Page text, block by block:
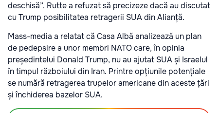
deschisă”. Rutte a refuzat să precizeze dacă au discutat
cu Trump posibilitatea retragerii SUA din Alianță.
Mass-media a relatat că Casa Albă analizează un plan
de pedepsire a unor membri NATO care, în opinia
președintelui Donald Trump, nu au ajutat SUA și Israelul
în timpul războiului din Iran. Printre opțiunile potențiale
se numără retragerea trupelor americane din aceste țări
și închiderea bazelor SUA.